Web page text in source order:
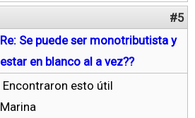
#5
Re: Se puede ser monotributista y
estar en blanco al a vez??
Encontraron esto útil
Marina